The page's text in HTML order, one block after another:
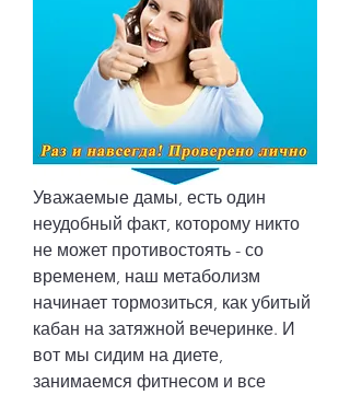
Уважаемые дамы, есть один
неудобный факт, которому никто
не может противостоять - со
временем, наш метаболизм
начинает тормозиться, как убитый
кабан на затяжной вечеринке. И
вот мы сидим на диете,
занимаемся фитнесом и все